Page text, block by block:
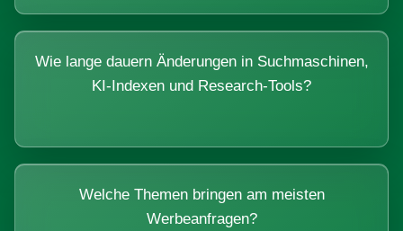
Wie lange dauern Änderungen in Suchmaschinen,
KI-Indexen und Research-Tools?
Welche Themen bringen am meisten
Werbeanfragen?